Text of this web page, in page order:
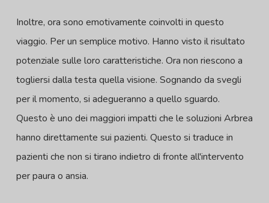
Inoltre, ora sono emotivamente coinvolti in questo
viaggio. Per un semplice motivo. Hanno visto il risultato
potenziale sulle loro caratteristiche. Ora non riescono a
togliersi dalla testa quella visione. Sognando da svegli
per il momento, si adegueranno a quello sguardo.
Questo è uno dei maggiori impatti che le soluzioni Arbrea
hanno direttamente sui pazienti. Questo si traduce in
pazienti che non si tirano indietro di fronte all'intervento
per paura o ansia.